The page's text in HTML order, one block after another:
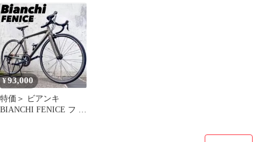
¥93,000
特価＞ ビアンキ
BIANCHI FENICE フ エ